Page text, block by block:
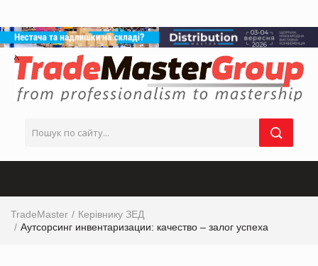
TradeMaster
Керівнику ЗЕД
Аутсорсинг инвентаризации: качество – залог успеха